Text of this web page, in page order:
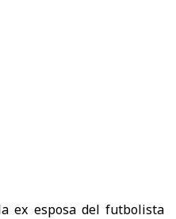
ex esposa del futbolista